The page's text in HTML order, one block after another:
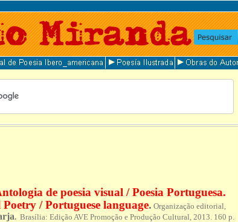
de poesia visual / Poesia Portuguesa.
/ Portuguese language. Organização editorial,
. Brasília: Edição AVE Promoção e Produção Cultural, 2013. 160 p.